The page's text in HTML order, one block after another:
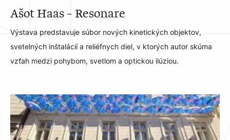
Ašot Haas – Resonare
Výstava predstavuje súbor nových kinetických objektov,
svetelných inštalácií a reliéfnych diel, v ktorých autor skúma
vzťah medzi pohybom, svetlom a optickou ilúziou.